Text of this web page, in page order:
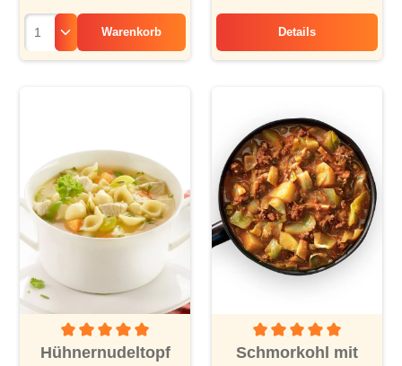
Warenkorb
Details
Durchschnittliche Bewertung von 5 von 5 Sternen
Hühnernudeltopf Durchschnittliche
Schmorkohl mit